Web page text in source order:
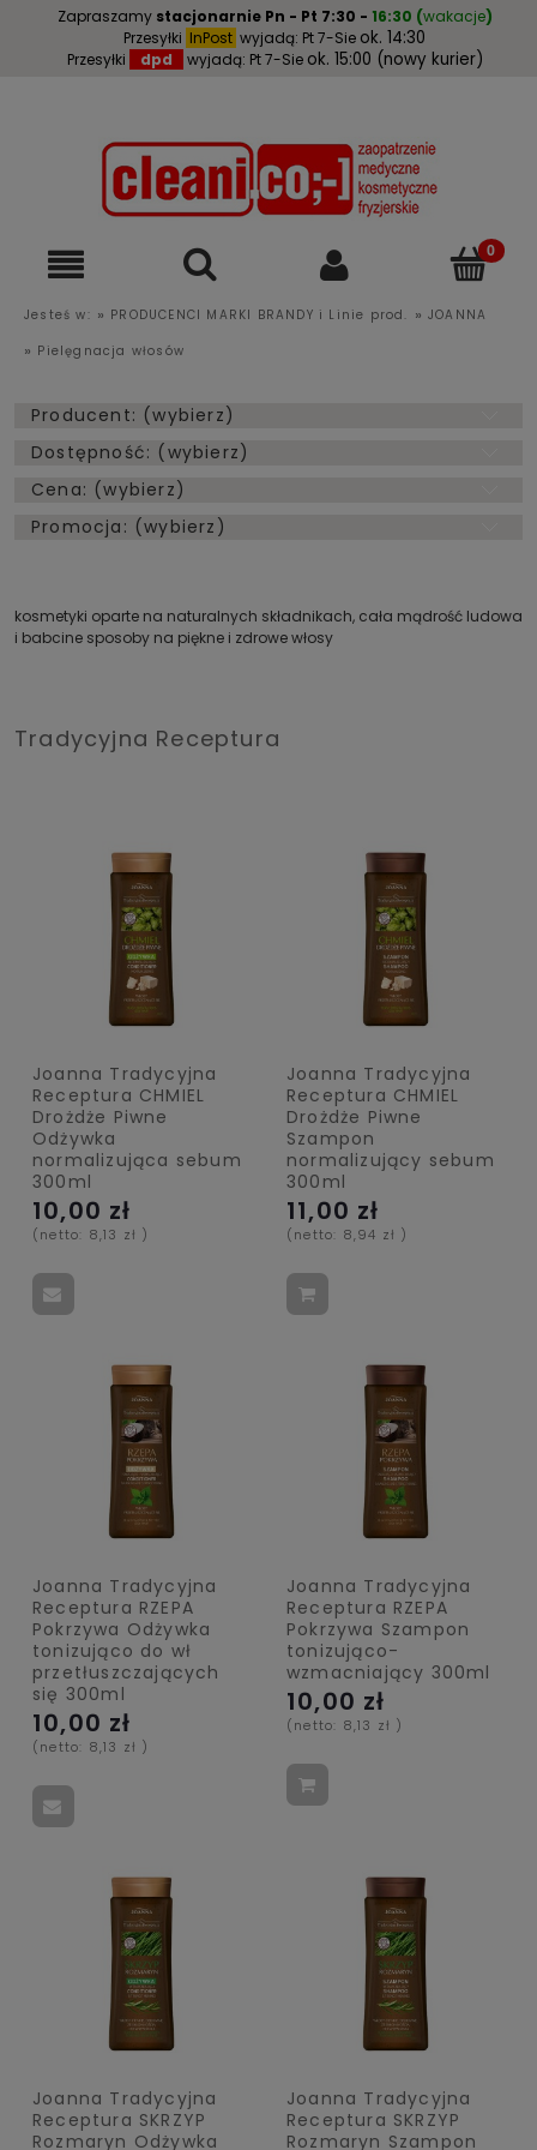
Zapraszamy stacjonarnie Pn - Pt 7:30 - 16:30 (wakacje)
Przesyłki InPost wyjadą: Pt 7-Sie ok. 14:30
Przesyłki dpd wyjadą: Pt 7-Sie ok. 15:00 (nowy kurier)
Jesteś w: » PRODUCENCI MARKI BRANDY i Linie prod. » JOANNA
» Pielęgnacja włosów
Producent: (wybierz)
Dostępność: (wybierz)
Cena: (wybierz)
Promocja: (wybierz)
kosmetyki oparte na naturalnych składnikach, cała mądrość ludowa
i babcine sposoby na piękne i zdrowe włosy
Tradycyjna Receptura
Joanna Tradycyjna
Receptura CHMIEL
Drożdże Piwne
Odżywka
normalizująca sebum
300ml
10,00 zł
(netto: 8,13 zł )
Joanna Tradycyjna
Receptura CHMIEL
Drożdże Piwne
Szampon
normalizujący sebum
300ml
11,00 zł
(netto: 8,94 zł )
Joanna Tradycyjna
Receptura RZEPA
Pokrzywa Odżywka
tonizująco do wł
przetłuszczających
się 300ml
10,00 zł
(netto: 8,13 zł )
Joanna Tradycyjna
Receptura RZEPA
Pokrzywa Szampon
tonizująco-
wzmacniający 300ml
10,00 zł
(netto: 8,13 zł )
Joanna Tradycyjna
Receptura SKRZYP
Rozmaryn Odżywka
Joanna Tradycyjna
Receptura SKRZYP
Rozmaryn Szampon